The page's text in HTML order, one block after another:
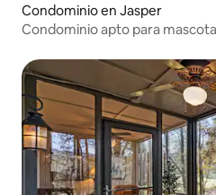
Condominio en Jasper
Condominio apto para